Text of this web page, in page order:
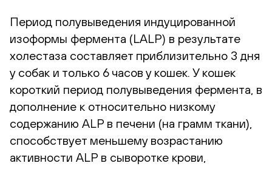
Период полувыведения индуцированной
изоформы фермента (LALP) в результате
холестаза составляет приблизительно 3 дня
у собак и только 6 часов у кошек. У кошек
короткий период полувыведения фермента, в
дополнение к относительно низкому
содержанию ALP в печени (на грамм ткани),
способствует меньшему возрастанию
активности ALP в сыворотке крови,